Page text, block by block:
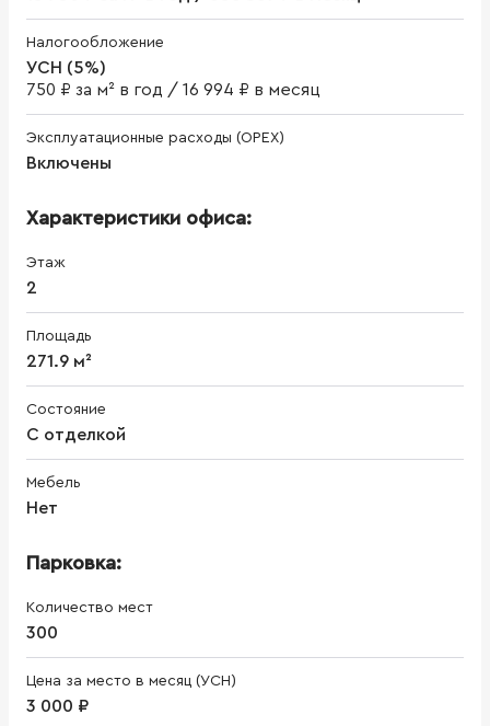
Налогообложение
УСН (5%)
750 ₽ за м² в год / 16 994 ₽ в месяц
Эксплуатационные расходы (OPEX)
Включены
Характеристики офиса:
Этаж
2
Площадь
271.9 м²
Состояние
С отделкой
Мебель
Нет
Парковка:
Количество мест
300
Цена за место в месяц (УСН)
3 000 ₽